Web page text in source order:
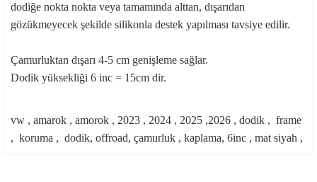
dodiğe nokta nokta veya tamamında alttan, dışarıdan
gözükmeyecek şekilde silikonla destek yapılması tavsiye edilir.
Çamurluktan dışarı 4-5 cm genişleme sağlar.
Dodik yüksekliği 6 inc = 15cm dir.
vw , amarok , amorok , 2023 , 2024 , 2025 ,2026 , dodik , frame
, koruma , dodik, offroad, çamurluk , kaplama, 6inc , mat siyah ,